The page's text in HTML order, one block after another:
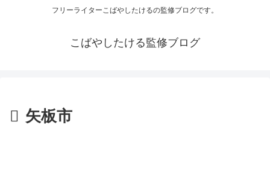
フリーライターこばやしたけるの監修ブログです。
こばやしたける監修ブログ
矢板市